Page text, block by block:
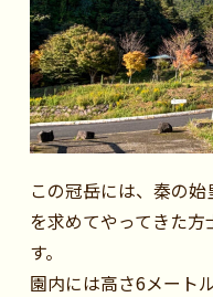
この冠岳には、秦の
を求めてやってきた
す。
園内には高さ6メート